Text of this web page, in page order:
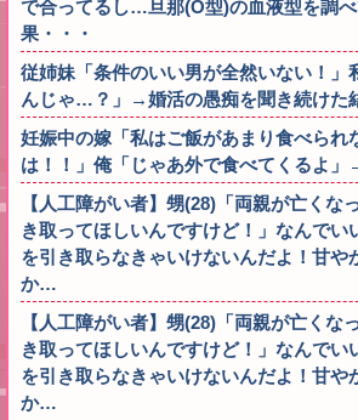
で合ってるし…旦那(O型)の血液型を調
果・・・
従姉妹「条件のいい男が全然いない！」
んじゃ…？」→婚活の愚痴を聞き続けた
妊娠中の嫁「私はご飯があまり食べられ
は！！」俺「じゃあ外で食べてくるよ
【人工障がい者】甥(28)「両親が亡くな
き取ってほしいんですけど！」なんでい
を引き取らなきゃいけないんだよ！甘や
か…
【人工障がい者】甥(28)「両親が亡くな
き取ってほしいんですけど！」なんでい
を引き取らなきゃいけないんだよ！甘や
か…